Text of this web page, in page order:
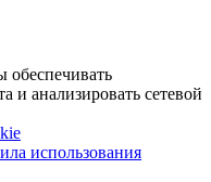
и анализировать сетевой
использования